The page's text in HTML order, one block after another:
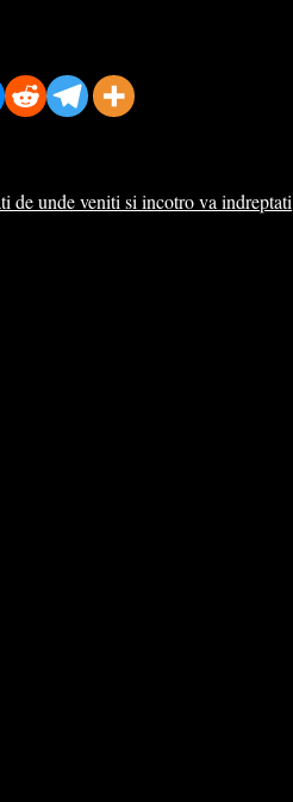
de unde veniti si incotro va indreptati